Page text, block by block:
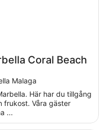
Coral Beach
Malaga
Här har du tillgång
frukost. Våra gäster
...